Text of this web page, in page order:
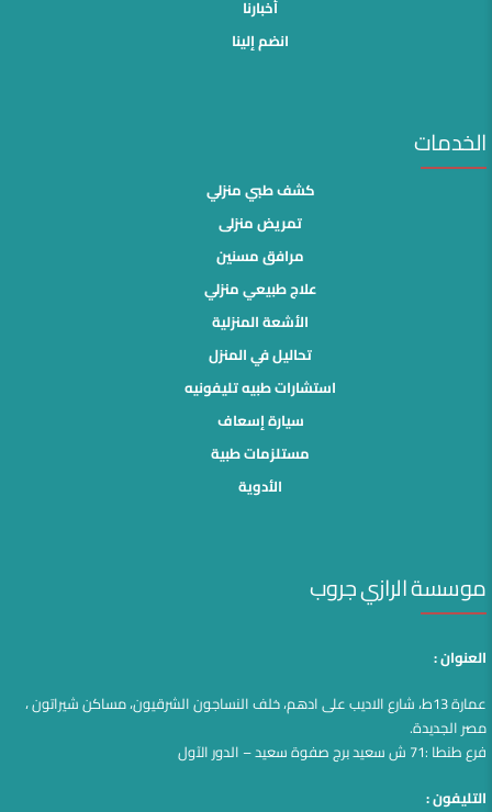
أخبارنا
انضم إلينا
الخدمات
كشف طبي منزلي
تمريض منزلى
مرافق مسنين
علاج طبيعي منزلي
الأشعة المنزلية
تحاليل في المنزل
استشارات طبيه تليفونيه
سيارة إسعاف
مستلزمات طبية
الأدوية
موسسة الرازي جروب
العنوان :
عمارة 13ط، شارع الاديب على ادهم، خلف النساجون الشرقيون، مساكن شيراتون ،
مصر الجديدة.
فرع طنطا :71 ش سعيد برج صفوة سعيد – الدور الآول
التليفون :